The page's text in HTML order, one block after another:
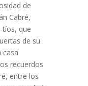
de
Cabré,
tíos, que
de su
casa
recuerdos
entre los